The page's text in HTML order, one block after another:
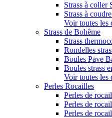
Strass à coller
Strass à
Voir toutes les
Strass de Bohême
Strass
Rondelles
Boules Pave
Boules strass
Voir toutes les
Perles Rocailles
Perles de
Perles de
Perles de